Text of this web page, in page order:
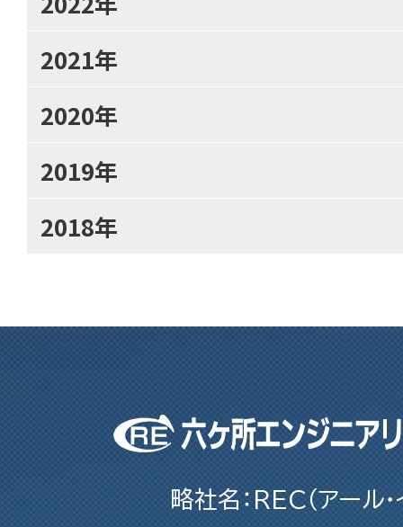
2021年
2020年
2019年
2018年
略社名：REC（アール・